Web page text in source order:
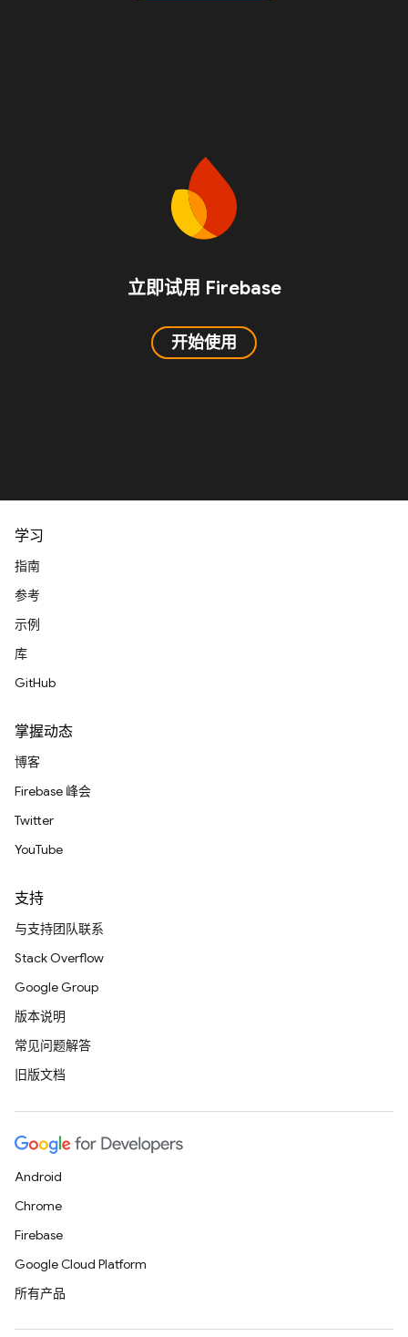
立即试用 Firebase
开始使用
学习
指南
参考
示例
库
GitHub
掌握动态
博客
Firebase 峰会
Twitter
YouTube
支持
与支持团队联系
Stack Overflow
Google Group
版本说明
常见问题解答
旧版文档
Android
Chrome
Firebase
Google Cloud Platform
所有产品